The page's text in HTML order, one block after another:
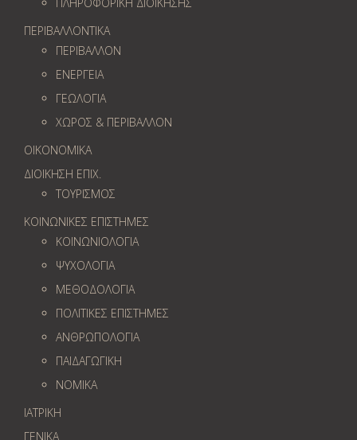
ΠΕΡΙΒΑΛΛΟΝΤΙΚΑ
ΠΕΡΙΒΑΛΛΟΝ
ΕΝΕΡΓΕΙΑ
ΓΕΩΛOΓΙΑ
ΧΩΡΟΣ & ΠΕΡΙΒΑΛΛΟΝ
ΟΙΚΟΝΟΜΙΚΑ
ΔΙΟΙΚΗΣΗ ΕΠΙΧ.
ΤΟΥΡΙΣΜΟΣ
ΚΟΙΝΩΝΙΚΕΣ ΕΠΙΣΤΗΜΕΣ
ΚΟΙΝΩΝΙΟΛΟΓΙΑ
ΨΥΧΟΛΟΓΙΑ
ΜΕΘΟΔΟΛΟΓΙΑ
ΠΟΛΙΤΙΚΕΣ ΕΠΙΣΤΗΜΕΣ
ΑΝΘΡΩΠΟΛΟΓΙΑ
ΠΑΙΔΑΓΩΓΙΚΗ
ΝΟΜΙΚΑ
ΙΑΤΡΙΚΗ
ΓΕΝΙΚΑ